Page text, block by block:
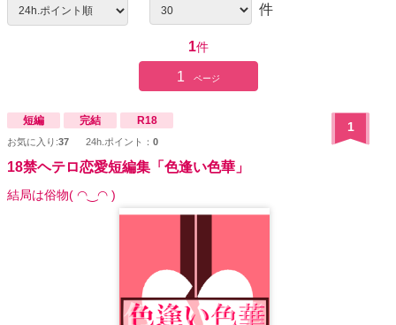
件
1件
1 ページ
短編 完結 R18
お気に入り:37 24h.ポイント： 0
1
18禁ヘテロ恋愛短編集「色逢い色華」
結局は俗物( ◠‿◠ )